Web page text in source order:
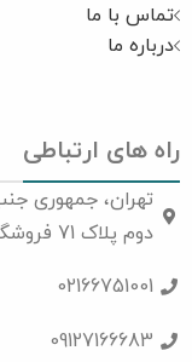
تماس با ما
درباره ما
راه های ارتباطی
تهران، جمهوری
دوم پلاک 71 فروشگاه ایران موبایل
02166751001
09127166683